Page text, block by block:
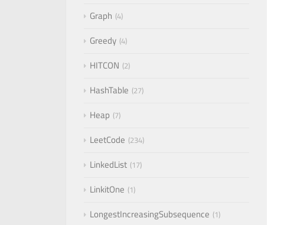
Graph 4
Greedy 4
HITCON 2
HashTable 27
Heap 7
LeetCode 234
LinkedList 17
LinkitOne 1
LongestIncreasingSubsequence 1